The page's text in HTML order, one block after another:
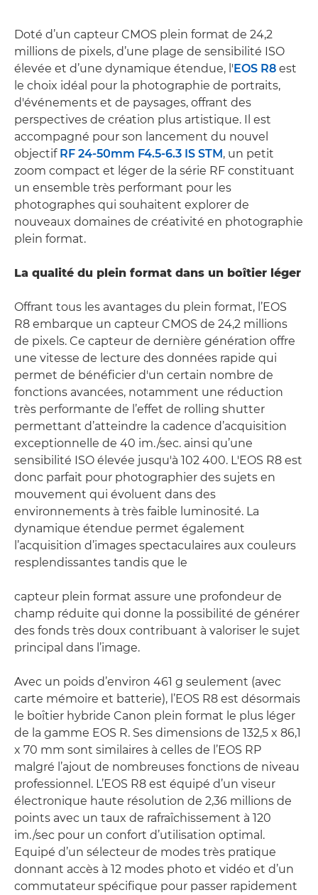
Doté d’un capteur CMOS plein format de 24,2
millions de pixels, d’une plage de sensibilité ISO
élevée et d’une dynamique étendue, l'EOS R8 est
le choix idéal pour la photographie de portraits,
d'événements et de paysages, offrant des
perspectives de création plus artistique. Il est
accompagné pour son lancement du nouvel
objectif RF 24-50mm F4.5-6.3 IS STM, un petit
zoom compact et léger de la série RF constituant
un ensemble très performant pour les
photographes qui souhaitent explorer de
nouveaux domaines de créativité en photographie
plein format.
La qualité du plein format dans un boîtier léger
Offrant tous les avantages du plein format, l’EOS
R8 embarque un capteur CMOS de 24,2 millions
de pixels. Ce capteur de dernière génération offre
une vitesse de lecture des données rapide qui
permet de bénéficier d'un certain nombre de
fonctions avancées, notamment une réduction
très performante de l’effet de rolling shutter
permettant d’atteindre la cadence d’acquisition
exceptionnelle de 40 im./sec. ainsi qu’une
sensibilité ISO élevée jusqu'à 102 400. L'EOS R8 est
donc parfait pour photographier des sujets en
mouvement qui évoluent dans des
environnements à très faible luminosité. La
dynamique étendue permet également
l’acquisition d’images spectaculaires aux couleurs
resplendissantes tandis que le
capteur plein format assure une profondeur de
champ réduite qui donne la possibilité de générer
des fonds très doux contribuant à valoriser le sujet
principal dans l’image.
Avec un poids d’environ 461 g seulement (avec
carte mémoire et batterie), l’EOS R8 est désormais
le boîtier hybride Canon plein format le plus léger
de la gamme EOS R. Ses dimensions de 132,5 x 86,1
x 70 mm sont similaires à celles de l’EOS RP
malgré l’ajout de nombreuses fonctions de niveau
professionnel. L’EOS R8 est équipé d’un viseur
électronique haute résolution de 2,36 millions de
points avec un taux de rafraîchissement à 120
im./sec pour un confort d’utilisation optimal.
Equipé d’un sélecteur de modes très pratique
donnant accès à 12 modes photo et vidéo et d’un
commutateur spécifique pour passer rapidement